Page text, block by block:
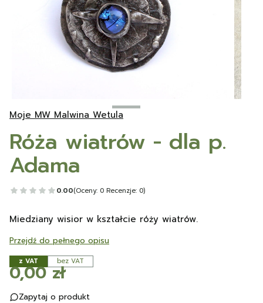
Moje MW Malwina Wetula
Róża wiatrów - dla p.
Adama
0.00(Oceny: 0 Recenzje: 0)
Miedziany wisior w kształcie róży wiatrów.
Przejdź do pełnego opisu
z VAT bez VAT
Cena
0,00 zł
Zapytaj o produkt